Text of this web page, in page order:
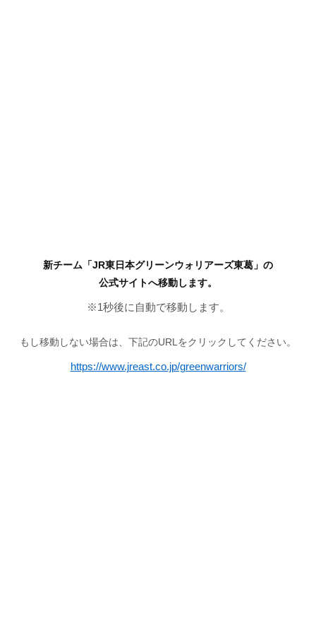
新チーム「JR東日本グリーンウォリアーズ東葛」の
公式サイトへ移動します。
※1秒後に自動で移動します。
もし移動しない場合は、下記のURLをクリックしてください。
https://www.jreast.co.jp/greenwarriors/